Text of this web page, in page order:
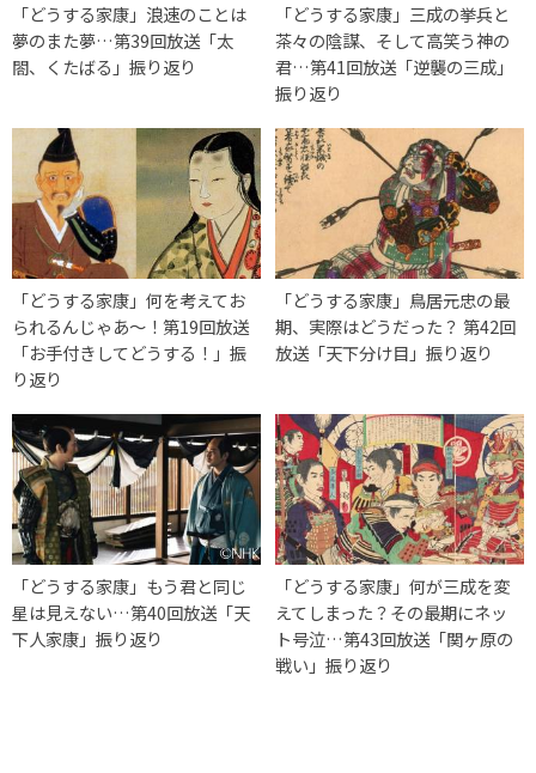
「どうする家康」浪速のことは
夢のまた夢…第39回放送「太
閤、くたばる」振り返り
「どうする家康」三成の挙兵と
茶々の陰謀、そして高笑う神の
君…第41回放送「逆襲の三成」
振り返り
「どうする家康」何を考えてお
られるんじゃあ～！第19回放送
「お手付きしてどうする！」振
り返り
「どうする家康」鳥居元忠の最
期、実際はどうだった？ 第42回
放送「天下分け目」振り返り
「どうする家康」もう君と同じ
星は見えない…第40回放送「天
下人家康」振り返り
「どうする家康」何が三成を変
えてしまった？その最期にネッ
ト号泣…第43回放送「関ヶ原の
戦い」振り返り